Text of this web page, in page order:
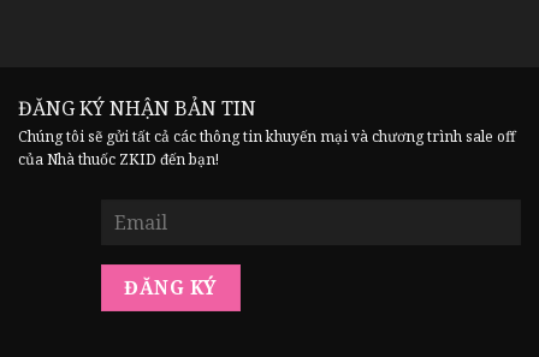
ĐĂNG KÝ NHẬN BẢN TIN
Chúng tôi sẽ gửi tất cả các thông tin khuyến mại và chương trình sale off
của Nhà thuốc ZKID đến bạn!